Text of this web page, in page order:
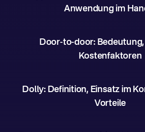
Anwendung im
Door-to-door:
Kostenfaktoren
Dolly: Definition, Einsatz im
Vorteile